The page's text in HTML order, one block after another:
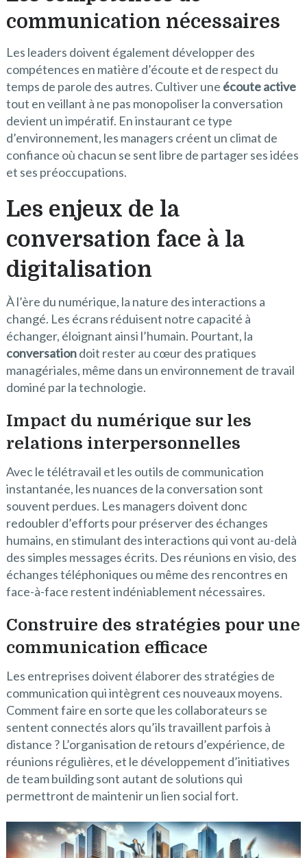
communication nécessaires
Les leaders doivent également développer des
compétences en matière d’écoute et de respect du
temps de parole des autres. Cultiver une écoute active
tout en veillant à ne pas monopoliser la conversation
devient un impératif. En instaurant ce type
d’environnement, les managers créent un climat de
confiance où chacun se sent libre de partager ses idées
et ses préoccupations.
Les enjeux de la
conversation face à la
digitalisation
À l’ère du numérique, la nature des interactions a
changé. Les écrans réduisent notre capacité à
échanger, éloignant ainsi l’humain. Pourtant, la
conversationdoit rester au cœur des pratiques
managériales, même dans un environnement de travail
dominé par la technologie.
Impact du numérique sur les
relations interpersonnelles
Avec le télétravail et les outils de communication
instantanée, les nuances de la conversation sont
souvent perdues. Les managers doivent donc
redoubler d’efforts pour préserver des échanges
humains, en stimulant des interactions qui vont au-delà
des simples messages écrits. Des réunions en visio, des
échanges téléphoniques ou même des rencontres en
face-à-face restent indéniablement nécessaires.
Construire des stratégies pour une
communication efficace
Les entreprises doivent élaborer des stratégies de
communication qui intègrent ces nouveaux moyens.
Comment faire en sorte que les collaborateurs se
sentent connectés alors qu’ils travaillent parfois à
distance ? L’organisation de retours d’expérience, de
réunions régulières, et le développement d’initiatives
de team building sont autant de solutions qui
permettront de maintenir un lien social fort.